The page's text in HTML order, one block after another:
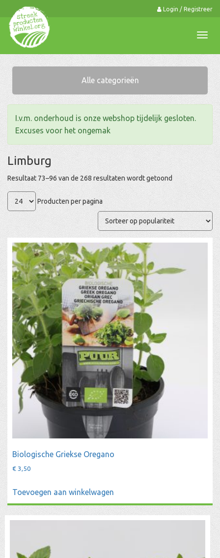
Login / Registreer
Alle categorieën
I.v.m. onderhoud is onze webshop tijdelijk gesloten.
Excuses voor het ongemak
Limburg
Resultaat 73–96 van de 268 resultaten wordt getoond
populariteit
Producten per pagina
Biologische Griekse Oregano
€3,50
Toevoegen aan winkelwagen